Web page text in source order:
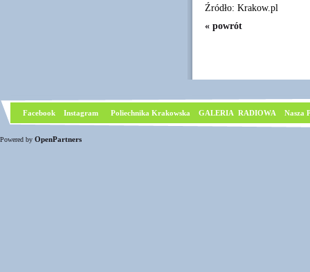
Źródło: Krakow.pl
« powrót
Facebook Instagram Poliechnika Krakowska GALERIA RADIOWA Nasza
Powered by OpenPartners